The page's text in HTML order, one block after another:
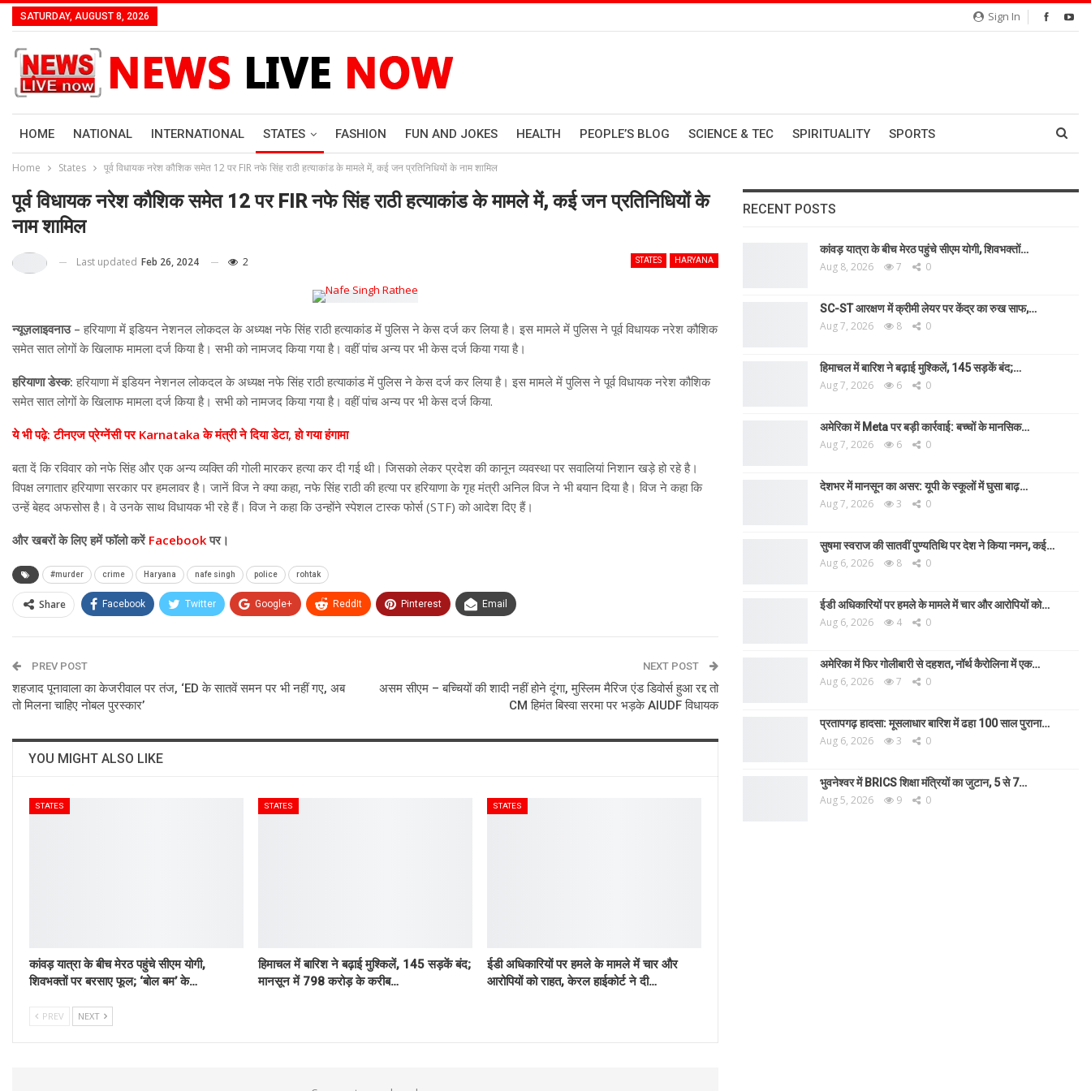
Sign In
SATURDAY, AUGUST 8, 2026
HOME NATIONAL INTERNATIONAL STATES FASHION FUN AND JOKES HEALTH PEOPLE’S BLOG SCIENCE & TEC SPIRITUALITY SPORTS
Home States पूर्व विधायक नरेश कौशिक समेत 12 पर FIR नफे सिंह राठी हत्याकांड के मामले में, कई जन प्रतिनिधियों के नाम शामिल
पूर्व विधायक नरेश कौशिक समेत 12 पर FIR नफे सिंह राठी हत्याकांड के मामले में, कई जन प्रतिनिधियों के
नाम शामिल
STATES HARYANA
Last updated Feb 26, 2024 2
न्यूज़लाइवनाउ –हरियाणा में इडियन नेशनल लोकदल के अध्यक्ष नफे सिंह राठी हत्याकांड में पुलिस ने केस दर्ज कर लिया है। इस मामले में पुलिस ने पूर्व विधायक नरेश कौशिक
समेत सात लोगों के खिलाफ मामला दर्ज किया है। सभी को नामजद किया गया है। वहीं पांच अन्य पर भी केस दर्ज किया गया है।
हरियाणा डेस्क:हरियाणा में इडियन नेशनल लोकदल के अध्यक्ष नफे सिंह राठी हत्याकांड में पुलिस ने केस दर्ज कर लिया है। इस मामले में पुलिस ने पूर्व विधायक नरेश कौशिक
समेत सात लोगों के खिलाफ मामला दर्ज किया है। सभी को नामजद किया गया है। वहीं पांच अन्य पर भी केस दर्ज किया.
ये भी पढ़े: टीनएज प्रेग्नेंसी पर Karnataka के मंत्री ने दिया डेटा, हो गया हंगामा
बता दें कि रविवार को नफे सिंह और एक अन्य व्यक्ति की गोली मारकर हत्या कर दी गई थी। जिसको लेकर प्रदेश की कानून व्यवस्था पर सवालियां निशान खड़े हो रहे है।
विपक्ष लगातार हरियाणा सरकार पर हमलावर है। जानें विज ने क्या कहा, नफे सिंह राठी की हत्या पर हरियाणा के गृह मंत्री अनिल विज ने भी बयान दिया है। विज ने कहा कि
उन्हें बेहद अफसोस है। वे उनके साथ विधायक भी रहे हैं। विज ने कहा कि उन्होंने स्पेशल टास्क फोर्स (STF) को आदेश दिए हैं।
औरखबरों के लिए हमें फॉलो करेंFacebookपर।
#murder crime Haryana nafe singh police rohtak
Share Facebook Twitter Google+ ReddIt Pinterest Email
PREV POST
शहजाद पूनावाला का केजरीवाल पर तंज, ‘ED के सातवें समन पर भी नहीं गए, अब
तो मिलना चाहिए नोबल पुरस्कार’
NEXT POST
असम सीएम – बच्चियों की शादी नहीं होने दूंगा, मुस्लिम मैरिज एंड डिवोर्स हुआ रद्द तो
CM हिमंत बिस्वा सरमा पर भड़के AIUDF विधायक
YOU MIGHT ALSO LIKE
STATES
कांवड़ यात्रा के बीच मेरठ पहुंचे सीएम योगी,
शिवभक्तों पर बरसाए फूल; ‘बोल बम’ के…
STATES
हिमाचल में बारिश ने बढ़ाई मुश्किलें, 145 सड़कें बंद;
मानसून में 798 करोड़ के करीब…
STATES
ईडी अधिकारियों पर हमले के मामले में चार और
आरोपियों को राहत, केरल हाईकोर्ट ने दी…
PREV NEXT
RECENT POSTS
कांवड़ यात्रा के बीच मेरठ पहुंचे सीएम योगी, शिवभक्तों…
Aug 8, 2026 7 0
SC-ST आरक्षण में क्रीमी लेयर पर केंद्र का रुख साफ,…
Aug 7, 2026 8 0
हिमाचल में बारिश ने बढ़ाई मुश्किलें, 145 सड़कें बंद;…
Aug 7, 2026 6 0
अमेरिका में Meta पर बड़ी कार्रवाई: बच्चों के मानसिक…
Aug 7, 2026 6 0
देशभर में मानसून का असर: यूपी के स्कूलों में घुसा बाढ़…
Aug 7, 2026 3 0
सुषमा स्वराज की सातवीं पुण्यतिथि पर देश ने किया नमन, कई…
Aug 6, 2026 8 0
ईडी अधिकारियों पर हमले के मामले में चार और आरोपियों को…
Aug 6, 2026 4 0
अमेरिका में फिर गोलीबारी से दहशत, नॉर्थ कैरोलिना में एक…
Aug 6, 2026 7 0
प्रतापगढ़ हादसा: मूसलाधार बारिश में ढहा 100 साल पुराना…
Aug 6, 2026 3 0
भुवनेश्वर में BRICS शिक्षा मंत्रियों का जुटान, 5 से 7…
Aug 5, 2026 9 0